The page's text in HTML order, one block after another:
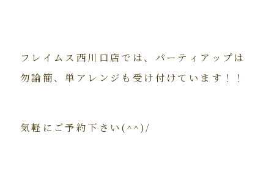
フレイムス西川口店では、パーティアップは
勿論簡、単アレンジも受け付けています！！
気軽にご予約下さい(^^)/